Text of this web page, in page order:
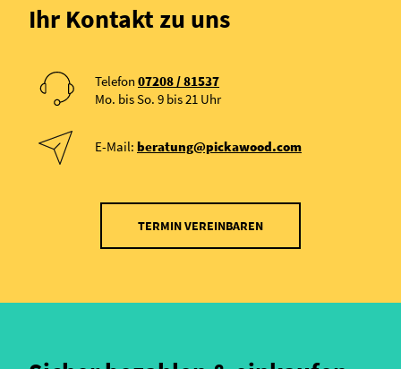
Ihr Kontakt zu uns
Telefon 07208 / 81537
Mo. bis So. 9 bis 21 Uhr
E-Mail: beratung@pickawood.com
TERMIN VEREINBAREN